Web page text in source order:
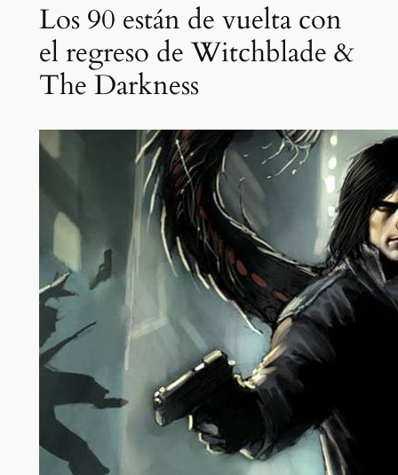
Los 90 están de vuelta con
el regreso de Witchblade &
The Darkness